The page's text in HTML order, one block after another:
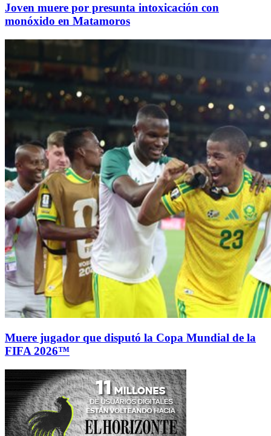
Joven muere por presunta intoxicación con
monóxido en Matamoros
Muere jugador que disputó la Copa Mundial de la
FIFA 2026™